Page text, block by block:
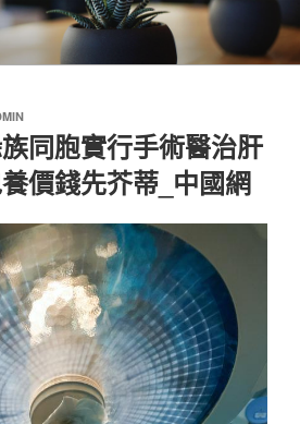
同胞實行手術醫治肝
價錢先芥蒂_中國網